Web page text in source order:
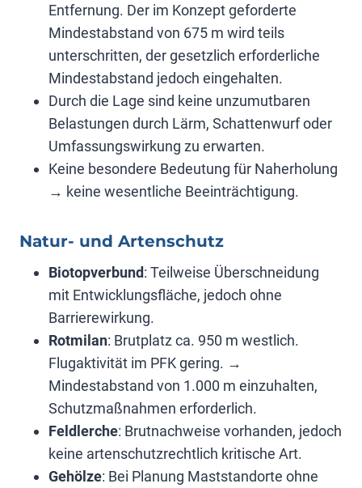
Entfernung. Der im Konzept geforderte
Mindestabstand von 675 m wird teils
unterschritten, der gesetzlich erforderliche
Mindestabstand jedoch eingehalten.
Durch die Lage sind keine unzumutbaren
Belastungen durch Lärm, Schattenwurf oder
Umfassungswirkung zu erwarten.
Keine besondere Bedeutung für Naherholung
→ keine wesentliche Beeinträchtigung.
Natur- und Artenschutz
Biotopverbund: Teilweise Überschneidung
mit Entwicklungsfläche, jedoch ohne
Barrierewirkung.
Rotmilan: Brutplatz ca. 950 m westlich.
Flugaktivität im PFK gering. →
Mindestabstand von 1.000 m einzuhalten,
Schutzmaßnahmen erforderlich.
Feldlerche: Brutnachweise vorhanden, jedoch
keine artenschutzrechtlich kritische Art.
Gehölze: Bei Planung Maststandorte ohne